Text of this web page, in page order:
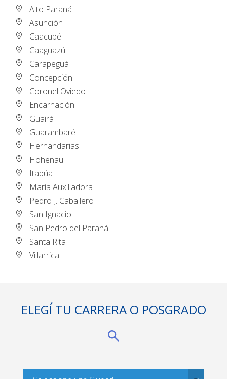
Alto Paraná
Asunción
Caacupé
Caaguazú
Carapeguá
Concepción
Coronel Oviedo
Encarnación
Guairá
Guarambaré
Hernandarias
Hohenau
Itapúa
María Auxiliadora
Pedro J. Caballero
San Ignacio
San Pedro del Paraná
Santa Rita
Villarrica
ELEGÍ TU CARRERA O POSGRADO